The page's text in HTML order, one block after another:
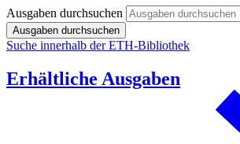
Ausgaben durchsuchen
Ausgaben durchsuchen
Suche innerhalb der ETH-Bibliothek
Erhältliche Ausgaben